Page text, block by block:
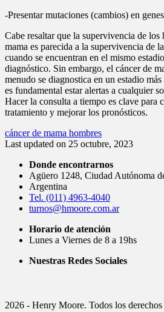
-Presentar mutaciones (cambios) en
Cabe resaltar que la supervivencia de los
mama es parecida a la supervivencia de
cuando se encuentran en el mismo
diagnóstico. Sin embargo, el cáncer de
menudo se diagnostica en un estadio
es fundamental estar alertas a cualquier
Hacer la consulta a tiempo es clave para
tratamiento y mejorar los pronósticos.
Tags:
cáncer de mama hombres
Last updated on 25 octubre, 2023
Donde encontrarnos
Agüero 1248, Ciudad Autónoma
Argentina
Tel. (011) 4963-4040
turnos@hmoore.com.ar
Horario de atención
Lunes a Viernes de 8 a 19hs
Nuestras Redes Sociales
2026 - Henry Moore. Todos los derechos